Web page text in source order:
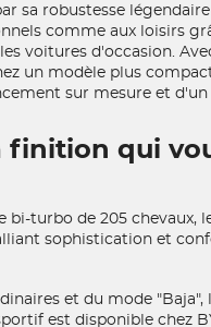
sa robustesse
comme aux loisirs
voitures d'occasion.
un modèle plus
sur mesure et
finition qui
bi-turbo de 205
sophistication et
et du mode
est disponible chez